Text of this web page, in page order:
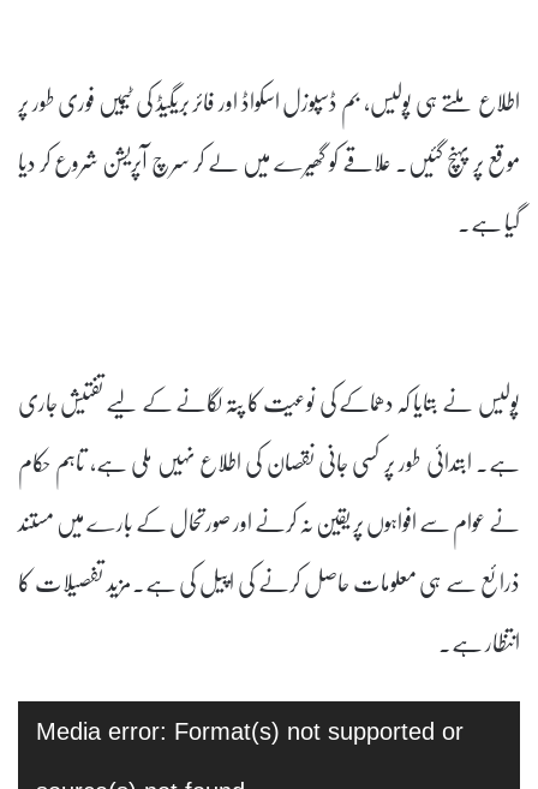
اطلاع ملتے ہی پولیس، بم ڈسپوزل اسکواڈ اور فائر بریگیڈ کی ٹیمیں فوری طور پر
موقع پر پہنچ گئیں۔ علاقے کو گھیرے میں لے کر سرچ آپریشن شروع کر دیا
گیا ہے۔
پولیس نے بتایا کہ دھماکے کی نوعیت کا پتہ لگانے کے لیے تفتیش جاری
ہے۔ ابتدائی طور پر کسی جانی نقصان کی اطلاع نہیں ملی ہے، تاہم حکام
نے عوام سے افواہوں پر یقین نہ کرنے اور صورتحال کے بارے میں مستند
ذرائع سے ہی معلومات حاصل کرنے کی اپیل کی ہے۔مزید تفصیلات کا
انتظار ہے۔
Media error: Format(s) not supported or